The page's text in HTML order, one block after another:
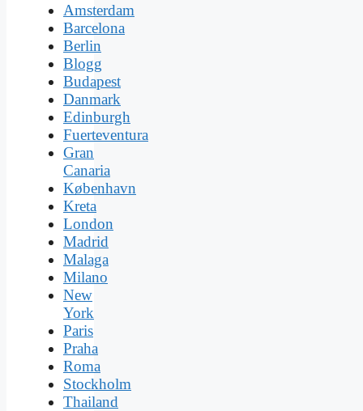
Amsterdam
Barcelona
Berlin
Blogg
Budapest
Danmark
Edinburgh
Fuerteventura
Gran
Canaria
København
Kreta
London
Madrid
Malaga
Milano
New
York
Paris
Praha
Roma
Stockholm
Thailand